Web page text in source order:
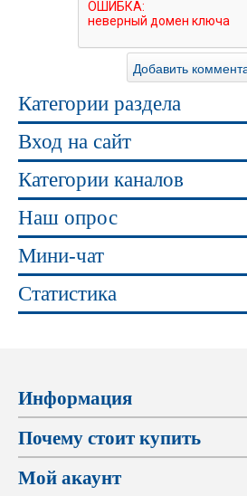
Категории раздела
Вход на сайт
Категории каналов
Наш опрос
Мини-чат
Статистика
Информация
Почему стоит купить
Мой акаунт